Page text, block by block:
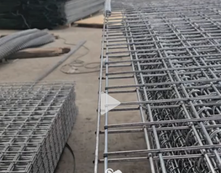
WERKSBESICHTIGUNG
QUALITÄTSKONTROLLE
KONTAKT
MIT
UNS
NACHRICHTEN